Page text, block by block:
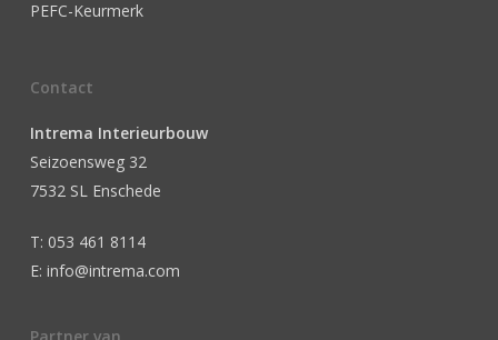
PEFC-Keurmerk
Contact
Intrema Interieurbouw
Seizoensweg 32
7532 SL Enschede
T: 053 461 8114
E: info@intrema.com